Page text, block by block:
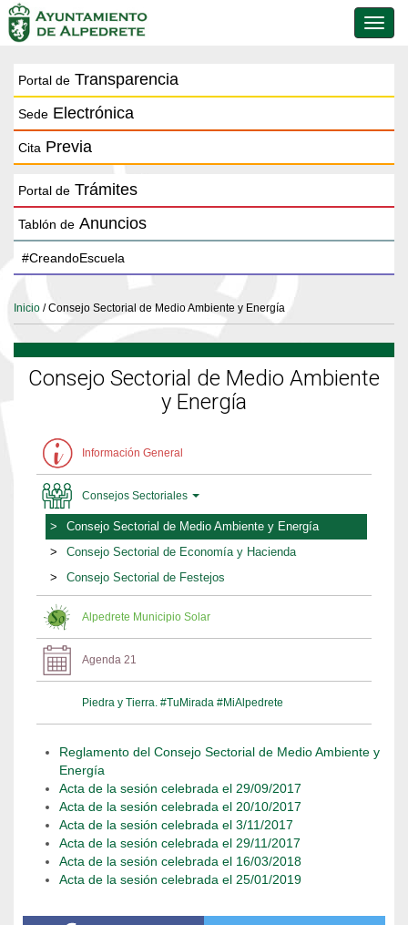
de
Portal de Transparencia
Sede Electrónica
Cita Previa
Portal de Trámites
Tablón de Anuncios
Inicio / Consejo Sectorial de Medio Ambiente y Energía
Consejo Sectorial de Medio Ambiente
y Energía
Información General
Consejos Sectoriales
Consejo Sectorial de Medio Ambiente y Energía
Consejo Sectorial de Economía y Hacienda
Consejo Sectorial de Festejos
Alpedrete Municipio Solar
Agenda 21
Piedra y Tierra. #TuMirada #MiAlpedrete
Reglamento del Consejo Sectorial de Medio Ambiente y
Energía
Acta de la sesión celebrada el 29/09/2017
Acta de la sesión celebrada el 20/10/2017
Acta de la sesión celebrada el 3/11/2017
Acta de la sesión celebrada el 29/11/2017
Acta de la sesión celebrada el 16/03/2018
Acta de la sesión celebrada el 25/01/2019